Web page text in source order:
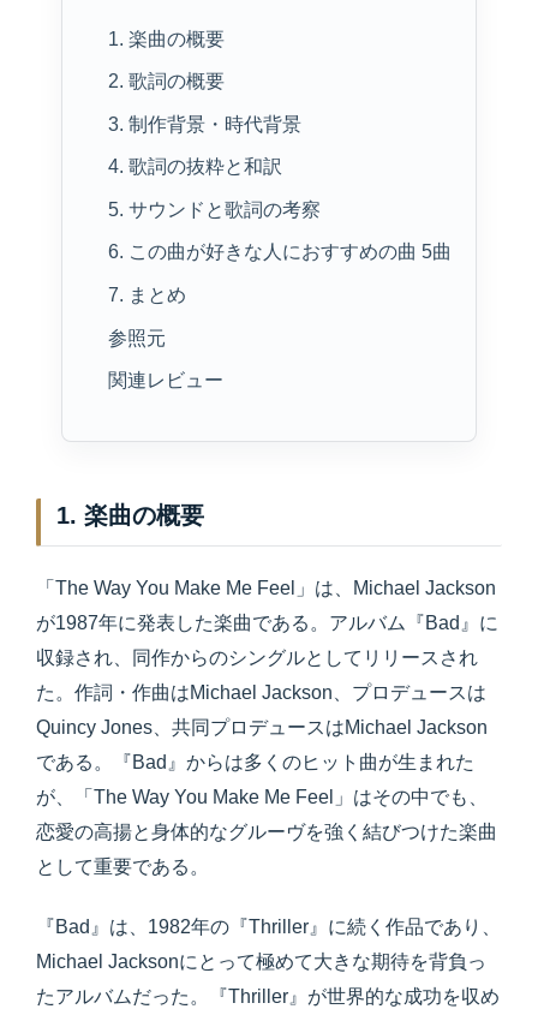
1. 楽曲の概要
2. 歌詞の概要
3. 制作背景・時代背景
4. 歌詞の抜粋と和訳
5. サウンドと歌詞の考察
6. この曲が好きな人におすすめの曲 5曲
7. まとめ
参照元
関連レビュー
1. 楽曲の概要
「The Way You Make Me Feel」は、Michael Jackson
が1987年に発表した楽曲である。アルバム『Bad』に
収録され、同作からのシングルとしてリリースされ
た。作詞・作曲はMichael Jackson、プロデュースは
Quincy Jones、共同プロデュースはMichael Jackson
である。『Bad』からは多くのヒット曲が生まれた
が、「The Way You Make Me Feel」はその中でも、
恋愛の高揚と身体的なグルーヴを強く結びつけた楽曲
として重要である。
『Bad』は、1982年の『Thriller』に続く作品であり、
Michael Jacksonにとって極めて大きな期待を背負っ
たアルバムだった。『Thriller』が世界的な成功を収め